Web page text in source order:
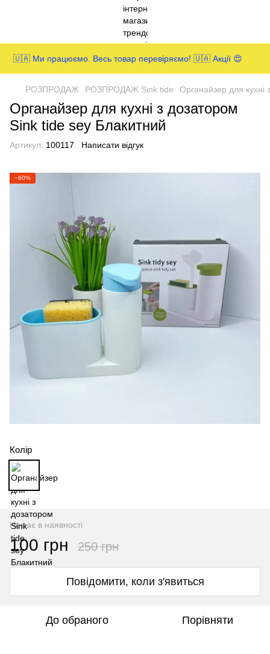
🇺🇦 Ми працюємо. Весь товар перевіряємо! 🇺🇦 Акції 😍
РОЗПРОДАЖ РОЗПРОДАЖ Sink tide Органайзер для
Органайзер для кухні з дозатором
Sink tide sey Блакитний
Артикул: 100117 Написати відгук
−60%
Колір
Немає в наявності
100 грн 250 грн
Повідомити, коли з'явиться
До обраного Порівняти